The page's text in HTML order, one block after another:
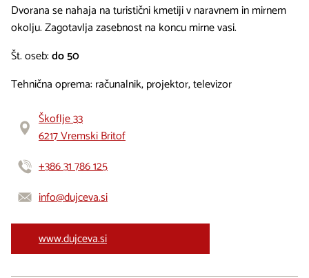
Dvorana se nahaja na turistični kmetiji v naravnem in mirnem
okolju. Zagotavlja zasebnost na koncu mirne vasi.
Št. oseb:do 50
Tehnična oprema: računalnik, projektor, televizor
Škoflje 33
6217 Vremski Britof
+386 31 786 125
info@dujceva.si
www.dujceva.si